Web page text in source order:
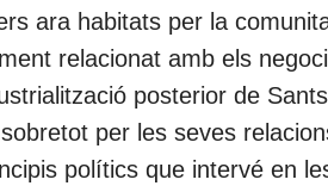
ara habitats per la
relacionat amb els
posterior de
per les seves
polítics que intervé en